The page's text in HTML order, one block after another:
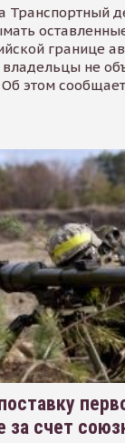
Транспортный
границе
не
этом
за счет